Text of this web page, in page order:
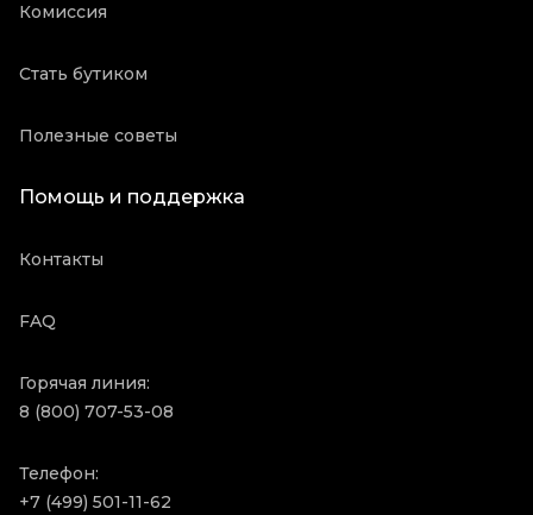
Комиссия
Стать бутиком
Полезные советы
Помощь и поддержка
Контакты
FAQ
Горячая линия:
8 (800) 707-53-08
Телефон:
+7 (499) 501-11-62